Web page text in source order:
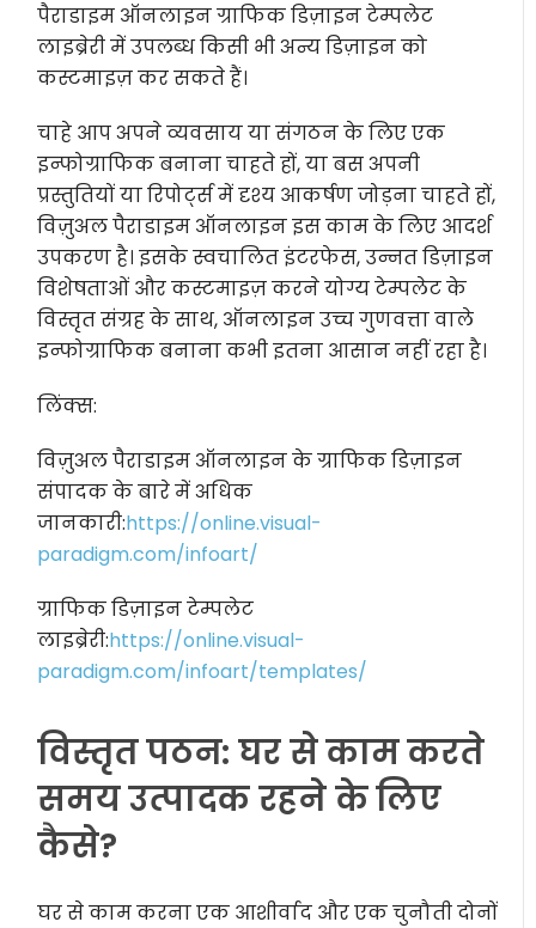
पैराडाइम ऑनलाइन ग्राफिक डिज़ाइन टेम्पलेट
लाइब्रेरी में उपलब्ध किसी भी अन्य डिज़ाइन को
कस्टमाइज़ कर सकते हैं।
चाहे आप अपने व्यवसाय या संगठन के लिए एक
इन्फोग्राफिक बनाना चाहते हों, या बस अपनी
प्रस्तुतियों या रिपोर्ट्स में दृश्य आकर्षण जोड़ना चाहते हों,
विज़ुअल पैराडाइम ऑनलाइन इस काम के लिए आदर्श
उपकरण है। इसके स्वचालित इंटरफेस, उन्नत डिज़ाइन
विशेषताओं और कस्टमाइज़ करने योग्य टेम्पलेट के
विस्तृत संग्रह के साथ, ऑनलाइन उच्च गुणवत्ता वाले
इन्फोग्राफिक बनाना कभी इतना आसान नहीं रहा है।
लिंक्स:
विज़ुअल पैराडाइम ऑनलाइन के ग्राफिक डिज़ाइन
संपादक के बारे में अधिक
जानकारी:https://online.visual-
paradigm.com/infoart/
ग्राफिक डिज़ाइन टेम्पलेट
लाइब्रेरी:https://online.visual-
paradigm.com/infoart/templates/
विस्तृत पठन: घर से काम करते
समय उत्पादक रहने के लिए
कैसे?
घर से काम करना एक आशीर्वाद और एक चुनौती दोनों